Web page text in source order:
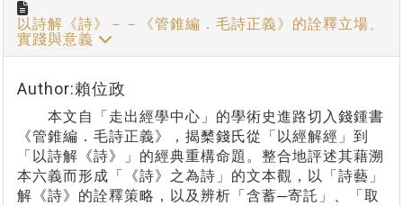
以詩解《詩》－－《管錐編．毛詩正義》的詮釋立場、
實踐與意義
Author:賴位政
本文自「走出經學中心」的學術史進路切入錢鍾書
《管錐編．毛詩正義》，揭櫫錢氏從「以經解經」到
「以詩解《詩》」的經典重構命題。整合地評述其藉溯
本六義而形成「《詩》之為詩」的文本觀，以「詩藝」
解《詩》的詮釋策略，以及辨析「含蓄─寄託」、「取